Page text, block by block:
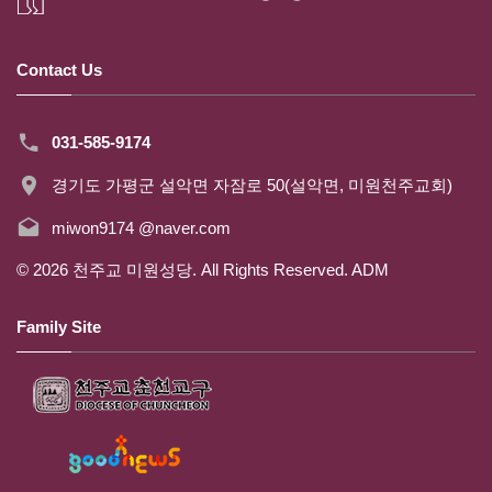
Contact Us
031-585-9174
경기도 가평군 설악면 자잠로 50(설악면, 미원천주교회)
miwon9174 @naver.com
© 2026 천주교 미원성당. All Rights Reserved. ADM
Family Site